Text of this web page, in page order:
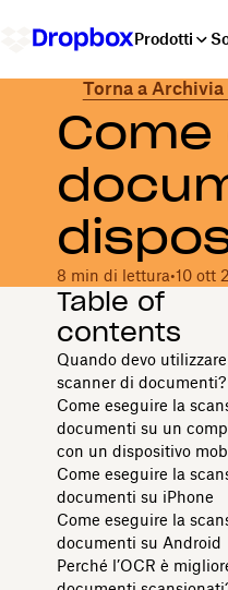
Prodotti
Torna a
8 min di lettura•10 ott
Table of
contents
Quando devo
scanner di documenti?
Come eseguire la
documenti su un
con un dispositivo
Come eseguire la
documenti su iPhone
Come eseguire la
documenti su Android
Perché l’OCR è